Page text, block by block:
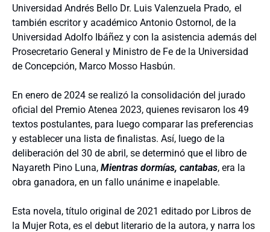
Universidad Andrés Bello Dr. Luis Valenzuela Prado, el
también escritor y académico Antonio Ostornol, de la
Universidad Adolfo Ibáñez y con la asistencia además del
Prosecretario General y Ministro de Fe de la Universidad
de Concepción, Marco Mosso Hasbún.
En enero de 2024 se realizó la consolidación del jurado
oficial del Premio Atenea 2023, quienes revisaron los 49
textos postulantes, para luego comparar las preferencias
y establecer una lista de finalistas. Así, luego de la
deliberación del 30 de abril, se determinó que el libro de
Nayareth Pino Luna, Mientras dormías, cantabas, era la
obra ganadora, en un fallo unánime e inapelable.
Esta novela, título original de 2021 editado por Libros de
la Mujer Rota, es el debut literario de la autora, y narra los